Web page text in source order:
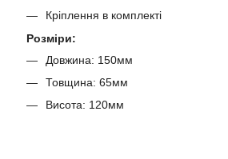
Кріплення в комплекті
Розміри:
Довжина: 150мм
Товщина: 65мм
Висота: 120мм